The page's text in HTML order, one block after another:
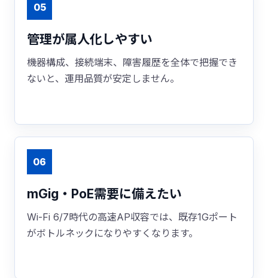
05
管理が属人化しやすい
機器構成、接続端末、障害履歴を全体で把握でき
ないと、運用品質が安定しません。
06
mGig・PoE需要に備えたい
Wi-Fi 6/7時代の高速AP収容では、既存1Gポート
がボトルネックになりやすくなります。